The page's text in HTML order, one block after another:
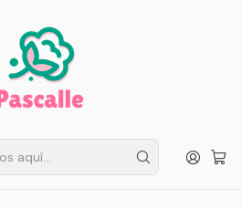
$50.000
Camisetas algodón infantil
algodón infantil
Filtros